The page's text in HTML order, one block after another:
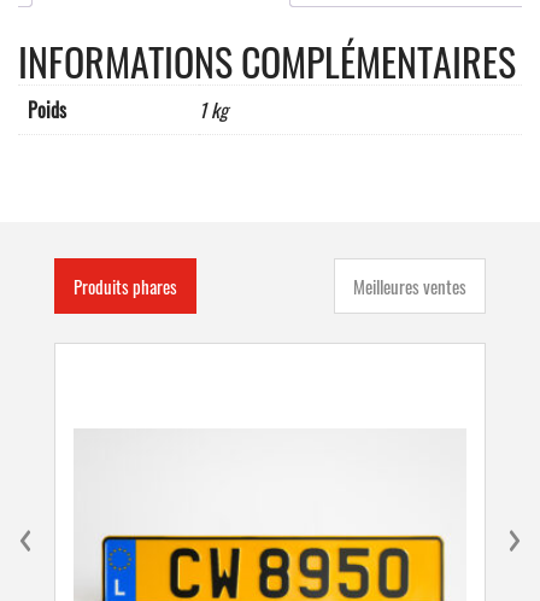
INFORMATIONS COMPLÉMENTAIRES
Poids 1 kg
Produits phares Meilleures ventes